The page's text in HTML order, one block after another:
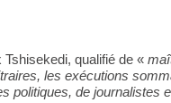
qualifié de «
les exécutions
politiques, de journalistes